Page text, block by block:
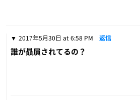
2017年5月30日 at 6:58 PM 返信
誰が贔屓されてるの？